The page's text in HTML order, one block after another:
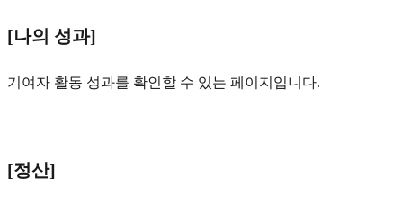
[나의 성과]
기여자 활동 성과를 확인할 수 있는 페이지입니다.
[정산]